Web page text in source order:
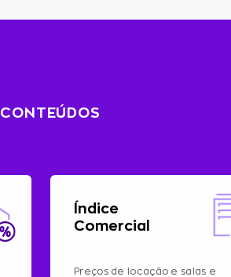
CONTEÚDOS
Índice
Comercial
Preços de locação e salas e